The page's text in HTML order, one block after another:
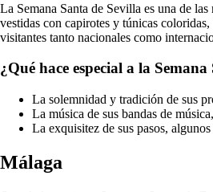
La Semana Santa de Sevilla es una de
vestidas con capirotes y túnicas
visitantes tanto nacionales como
¿Qué hace especial a la
La solemnidad y tradición de sus
La música de sus bandas de
La exquisitez de sus pasos,
Málaga